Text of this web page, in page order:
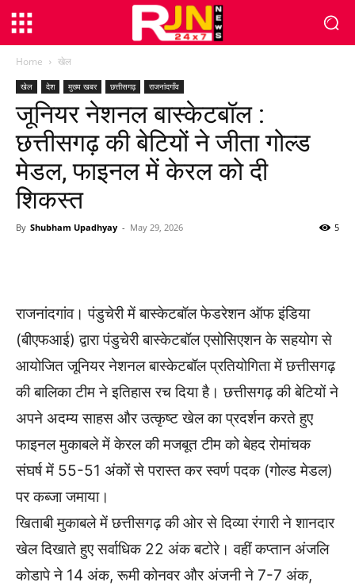
Home खेल
खेल देश मुख्य खबर छत्तीसगढ़ राजनांदगाँव
जूनियर नेशनल बास्केटबॉल :
छत्तीसगढ़ की बेटियों ने जीता गोल्ड
मेडल, फाइनल में केरल को दी
शिकस्त
By Shubham Upadhyay - May 29, 2026 5
राजनांदगांव। पंडुचेरी में बास्केटबॉल फेडरेशन ऑफ इंडिया
(बीएफआई) द्वारा पंडुचेरी बास्केटबॉल एसोसिएशन के सहयोग से
आयोजित जूनियर नेशनल बास्केटबॉल प्रतियोगिता में छत्तीसगढ़
की बालिका टीम ने इतिहास रच दिया है। छत्तीसगढ़ की बेटियों ने
अपने अदम्य साहस और उत्कृष्ट खेल का प्रदर्शन करते हुए
फाइनल मुकाबले में केरल की मजबूत टीम को बेहद रोमांचक
संघर्ष में 55-51 अंकों से परास्त कर स्वर्ण पदक (गोल्ड मेडल)
पर कब्जा जमाया।
खिताबी मुकाबले में छत्तीसगढ़ की ओर से दिव्या रंगारी ने शानदार
खेल दिखाते हुए सर्वाधिक 22 अंक बटोरे। वहीं कप्तान अंजलि
कोडापे ने 14 अंक, रूमी कोनवर और अंजनी ने 7-7 अंक,